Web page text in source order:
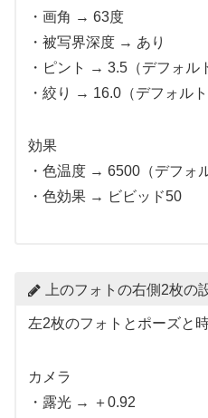
・画角 → 63度
・被写界深度 → あり
・ピント → 3.5（デフォル
・絞り → 16.0（デフォルト
効果
・色温度 → 6500（デフォ
・色効果 → ビビッド50
上のフォトの右側2枚の
左2枚のフォトとポーズと
カメラ
・露光 → ＋0.92